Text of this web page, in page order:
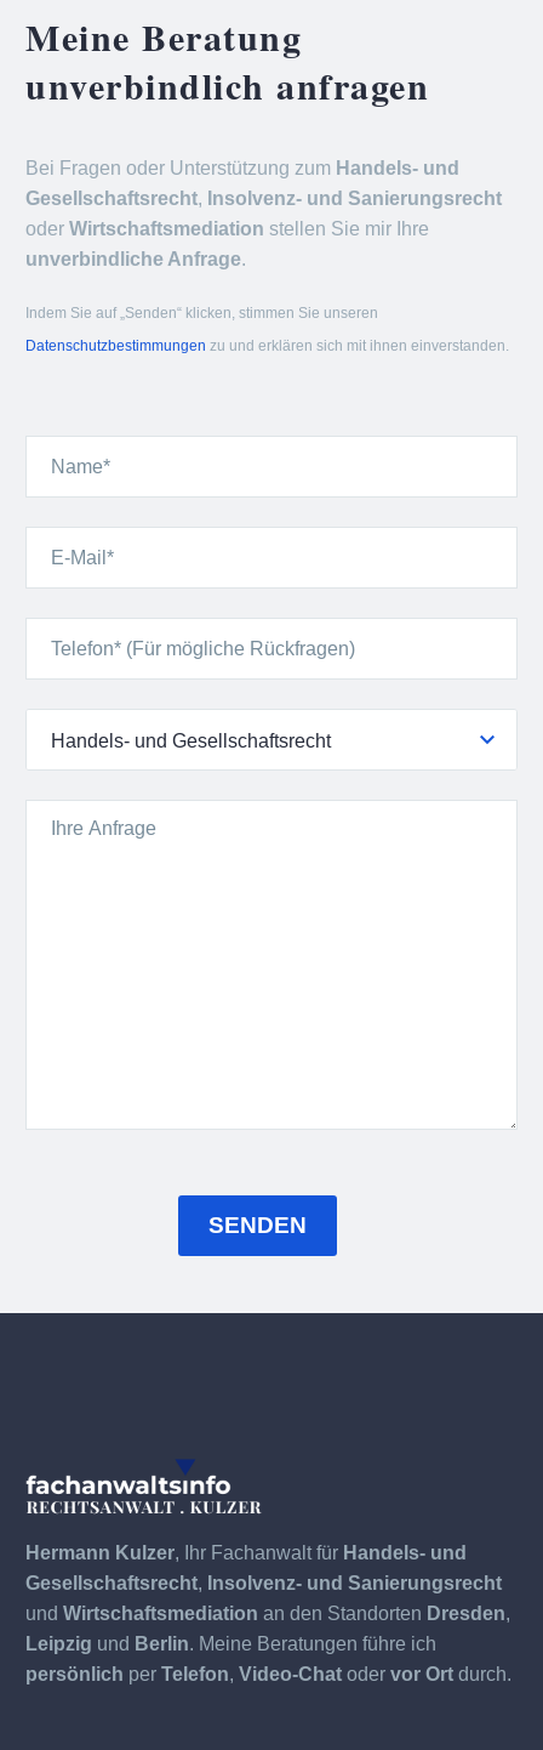
Meine Beratung
unverbindlich anfragen
Bei Fragen oder Unterstützung zum Handels- und
Gesellschaftsrecht, Insolvenz- und Sanierungsrecht
oder Wirtschaftsmediation stellen Sie mir Ihre
unverbindliche Anfrage.
Indem Sie auf „Senden“ klicken, stimmen Sie unseren
Datenschutzbestimmungen zu und erklären sich mit ihnen einverstanden.
Handels- und Gesellschaftsrecht
Hermann Kulzer, Ihr Fachanwalt für Handels- und
Gesellschaftsrecht, Insolvenz- und Sanierungsrecht
und Wirtschaftsmediation an den Standorten Dresden,
Leipzig und Berlin. Meine Beratungen führe ich
persönlich per Telefon, Video-Chat oder vor Ort durch.